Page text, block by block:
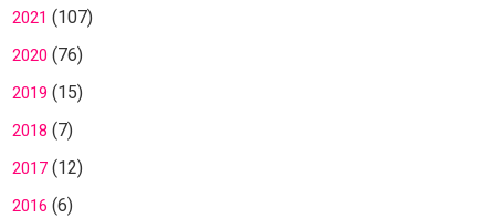
2021 (107)
2020 (76)
2019 (15)
2018 (7)
2017(12)
2016 (6)